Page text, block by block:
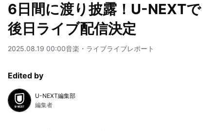
6日間に渡り披露！U-NEXTで
後日ライブ配信決定
2025.08.19 00:00音楽・ライブライブレポート
Edited by
U-NEXT編集部
編集者